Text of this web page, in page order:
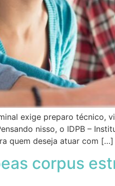
exige preparo técnico,
nisso, o IDPB –
quem deseja atuar com […]
corpus